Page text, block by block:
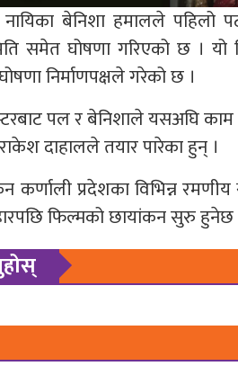
बेनिशा हमालले पहिलो
समेत घोषणा गरिएको छ ।
निर्माणपक्षले गरेको छ ।
पल र बेनिशाले यसअघि काम
दाहालले तयार पारेका हुन् ।
कर्णाली प्रदेशका विभिन्न
फिल्मको छायांकन सुरु हुनेछ